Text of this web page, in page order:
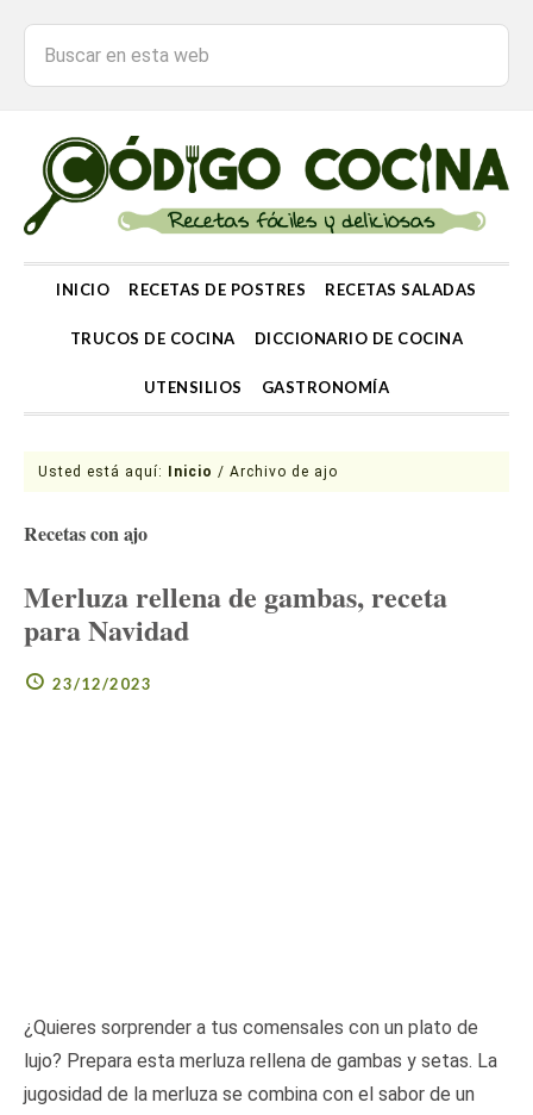
INICIO RECETAS DE POSTRES RECETAS SALADAS
TRUCOS DE COCINA DICCIONARIO DE COCINA
UTENSILIOS GASTRONOMÍA
Usted está aquí: Inicio / Archivo de ajo
Recetas con ajo
Merluza rellena de gambas, receta
para Navidad
23/12/2023
¿Quieres sorprender a tus comensales con un plato de
lujo? Prepara esta merluza rellena de gambas y setas. La
jugosidad de la merluza se combina con el sabor de un